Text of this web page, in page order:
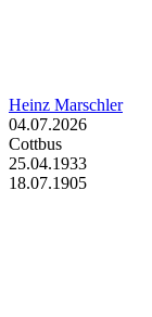
Heinz Marschler
04.07.2026
Cottbus
25.04.1933
18.07.1905